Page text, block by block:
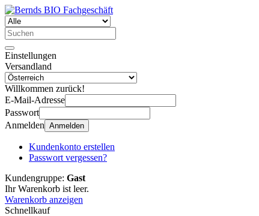
Einstellungen
Versandland
Willkommen zurück!
E-Mail-Adresse
Passwort
Anmelden Anmelden
Kundenkonto erstellen
Passwort vergessen?
Kundengruppe: Gast
Ihr Warenkorb ist leer.
Warenkorb anzeigen
Schnellkauf